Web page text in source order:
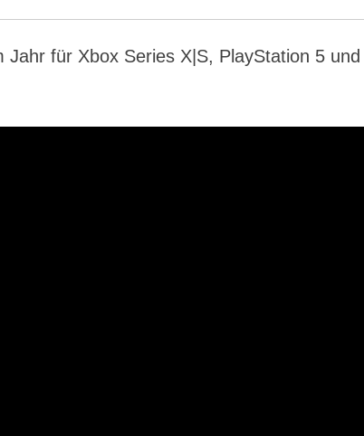
für Xbox Series X|S, PlayStation 5 und